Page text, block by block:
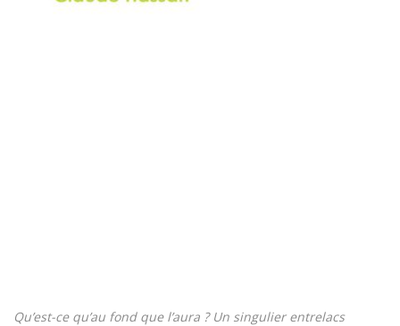
Qu’est-ce qu’au fond que l’aura ? Un singulier entrelacs